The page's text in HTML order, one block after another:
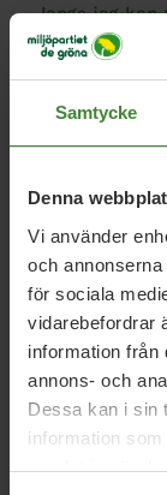
Samtycke
Denna
Vi använder
och
för sociala
vidarebefordrar
information från
annons- och
Dessa kan i sin
information
samlat in när
lange-jag-
kvinna
1 januari 2022
”Vi